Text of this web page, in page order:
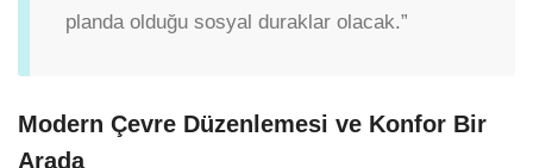
planda olduğu sosyal duraklar olacak.”
Modern Çevre Düzenlemesi ve Konfor Bir
Arada